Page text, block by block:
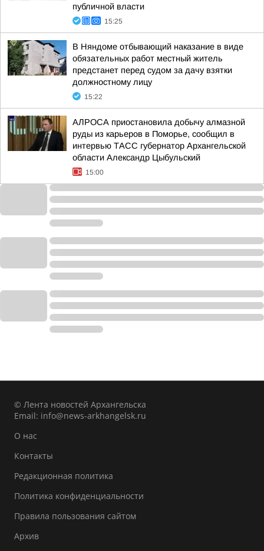
публичной власти
15:25
В Няндоме отбывающий наказание в виде
обязательных работ местный житель
предстанет перед судом за дачу взятки
должностному лицу
15:22
АЛРОСА приостановила добычу алмазной
руды из карьеров в Поморье, сообщил в
интервью ТАСС губернатор Архангельской
области Александр Цыбульский
15:00
© Лента новостей Архангельска
Email: info@news-arkhangelsk.ru
О нас
Контакты
Редакционная политика
Политика конфиденциальности
Правила пользования сайтом
Архив